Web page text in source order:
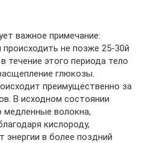
важное примечание:
не позже 25-30й
течение этого периода тело
глюкозы.
преимущественно за
В исходном состоянии
волокна,
кислороду,
энергии в более поздний